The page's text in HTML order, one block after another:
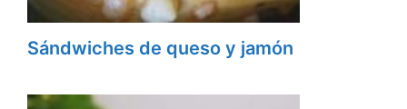
Sándwiches de queso y jamón